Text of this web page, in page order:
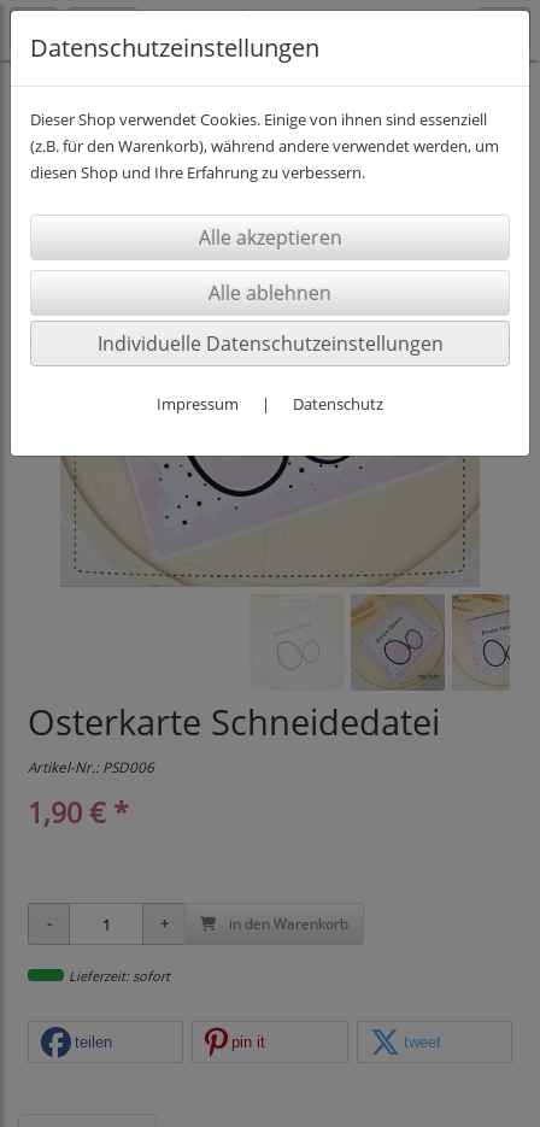
SCHNEIDEDATEIEN
Osterkarte Schneidedatei
Artikel-Nr.:PSD006
1,90 € *
in den Warenkorb
Lieferzeit: sofort
teilen pin it tweet
Datenschutzeinstellungen
Dieser Shop verwendet Cookies. Einige von ihnen sind essenziell
(z.B. für den Warenkorb), während andere verwendet werden, um
diesen Shop und Ihre Erfahrung zu verbessern.
Individuelle Datenschutzeinstellungen
Impressum | Datenschutz